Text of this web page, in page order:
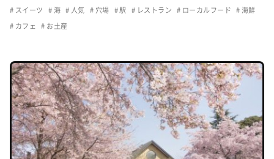
スイーツ 海 人気 穴場 駅 レストラン ローカルフード 海鮮
カフェ お土産